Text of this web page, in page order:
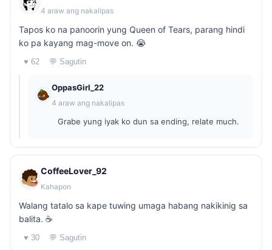
4 araw ang nakalipas
Tapos ko na panoorin yung Queen of Tears, parang hindi
ko pa kayang mag-move on. 😭
♥ 62 💬 Sagutin
OppasGirl_22
4 araw ang nakalipas
Grabe yung iyak ko dun sa ending, relate much.
CoffeeLover_92
Kahapon
Walang tatalo sa kape tuwing umaga habang nakikinig sa
balita. ☕️
♥ 30 💬 Sagutin